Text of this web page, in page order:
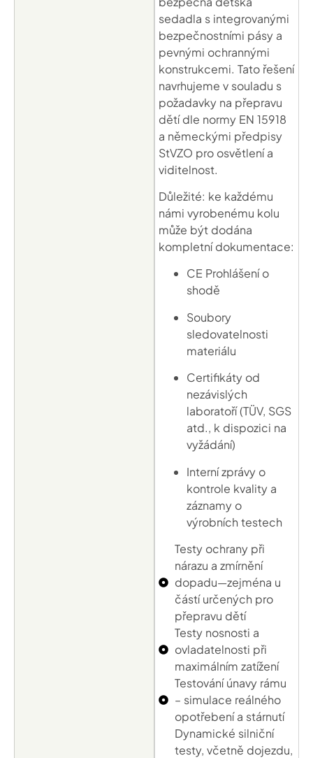
Testy ochrany při
nárazu a zmírnění
dopadu—zejména u
částí určených pro
přepravu dětí
Testy nosnosti a
ovladatelnosti při
maximálním zatížení
Testování únavy rámu
– simulace reálného
opotřebení a stárnutí
Dynamické silniční
testy, včetně dojezdu,
sedadla s integrovanými
bezpečnostními pásy a
pevnými ochrannými
konstrukcemi. Tato řešení
navrhujeme v souladu s
požadavky na přepravu
dětí dle normy EN 15918
a německými předpisy
StVZO pro osvětlení a
viditelnost.
Důležité: ke každému
námi vyrobenému kolu
může být dodána
kompletní dokumentace:
CE Prohlášení o
shodě
Soubory
sledovatelnosti
materiálu
Certifikáty od
nezávislých
laboratoří (TÜV, SGS
atd., k dispozici na
vyžádání)
Interní zprávy o
kontrole kvality a
záznamy o
výrobních testech